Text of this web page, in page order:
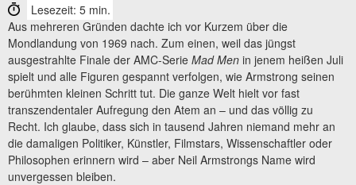
Lesezeit: 5 min.
Aus mehreren Gründen dachte ich vor Kurzem über die
Mondlandung von 1969 nach. Zum einen, weil das jüngst
ausgestrahlte Finale der AMC-Serie Mad Men in jenem heißen Juli
spielt und alle Figuren gespannt verfolgen, wie Armstrong seinen
berühmten kleinen Schritt tut. Die ganze Welt hielt vor fast
transzendentaler Aufregung den Atem an – und das völlig zu
Recht. Ich glaube, dass sich in tausend Jahren niemand mehr an
die damaligen Politiker, Künstler, Filmstars, Wissenschaftler oder
Philosophen erinnern wird – aber Neil Armstrongs Name wird
unvergessen bleiben.